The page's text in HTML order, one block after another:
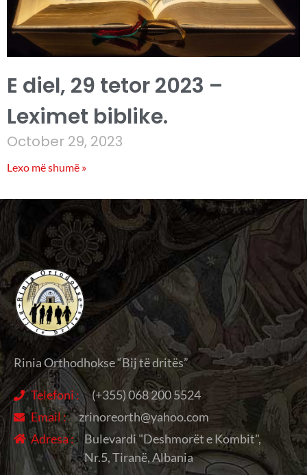
E diel, 29 tetor 2023 –
Leximet biblike.
October 29, 2023
Lexo më shumë »
Rinia Orthodhokse “Bij të dritës”
Telefoni :
(+355) 068 200 5524
Email :
zrinoreorth@yahoo.com
Adresa :
Bulevardi "Deshmorët e Kombit",
Nr.5, Tiranë, Albania